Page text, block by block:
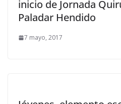
inicio de Jornada
Paladar Hendido
7 mayo, 2017